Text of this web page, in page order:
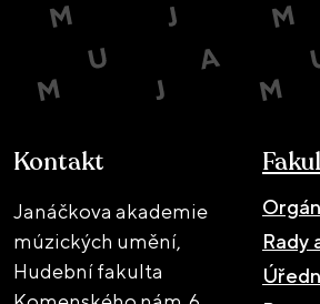
Kontakt
Janáčkova akademie
múzických umění,
Hudební fakulta
Rady